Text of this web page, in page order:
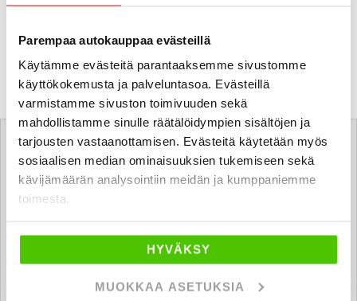
Parempaa autokauppaa evästeillä
Käytämme evästeitä parantaaksemme sivustomme
käyttökokemusta ja palveluntasoa. Evästeillä
varmistamme sivuston toimivuuden sekä
mahdollistamme sinulle räätälöidympien sisältöjen ja
tarjousten vastaanottamisen. Evästeitä käytetään myös
sosiaalisen median ominaisuuksien tukemiseen sekä
kävijämäärän analysointiin meidän ja kumppaniemme
toimesta.
HYVÄKSY
MUOKKAA ASETUKSIA
Tätä ajoneuvoa myy
Ville-Veikko Tenhunen
ville-veikko.tenhunen